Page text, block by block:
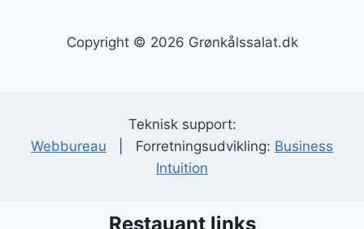
Copyright © 2026 Grønkålssalat.dk
Teknisk support:
Webbureau | Forretningsudvikling: Business
Intuition
Restauant links